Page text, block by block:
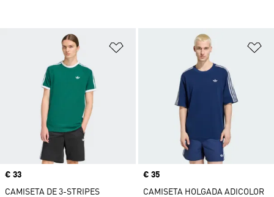
Añadir a la lista de deseos
Precio
€ 33
CAMISETA DE 3-STRIPES
Precio
€ 35
CAMISETA HOLGADA ADICOLOR